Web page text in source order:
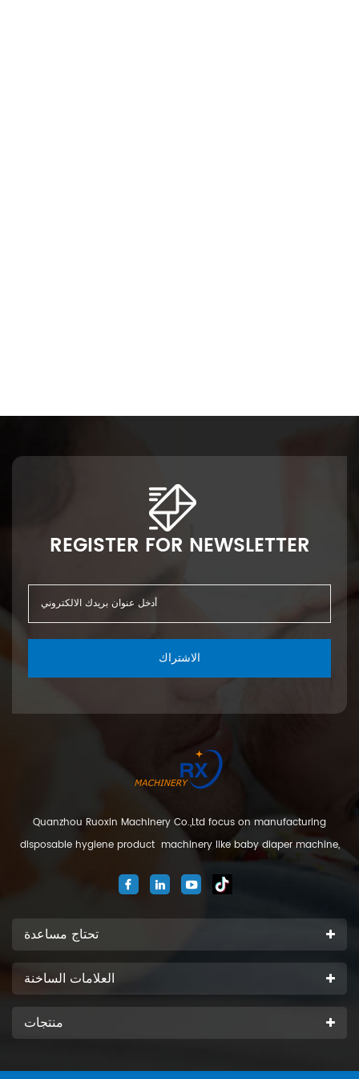
REGISTER FOR NEWSLETTER
الاشتراك
Quanzhou Ruoxin Machinery Co.,Ltd focus on manufacturing
disposable hygiene product machinery like baby diaper machine,
machine. We are located in Jinjiang city, Fujian Province, China. And
تحتاج مساعدة
العلامات الساخنة
منتجات